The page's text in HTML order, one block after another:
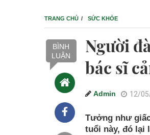
TRANG CHỦ SỨC KHỎE
BÌNH
LUẬN
Người
bác sĩ
Admin 12/
Tưởng như
tuổi này, đó lại